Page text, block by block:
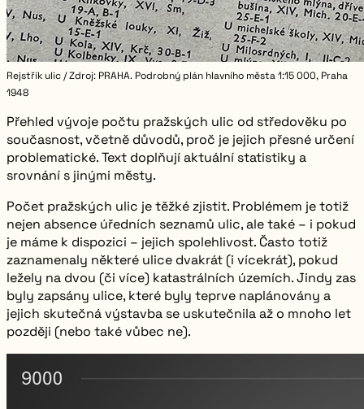
Rejstřík ulic / Zdroj: PRAHA. Podrobný plán hlavního města 1:15 000, Praha
1948
Přehled vývoje počtu pražských ulic od středověku po
současnost, včetně důvodů, proč je jejich přesné určení
problematické. Text doplňují aktuální statistiky a
srovnání s jinými městy.
Počet pražských ulic je těžké zjistit. Problémem je totiž
nejen absence úředních seznamů ulic, ale také – i pokud
je máme k dispozici – jejich spolehlivost. Často totiž
zaznamenaly některé ulice dvakrát (i vícekrát), pokud
ležely na dvou (či více) katastrálních územích. Jindy zas
byly zapsány ulice, které byly teprve naplánovány a
jejich skutečná výstavba se uskutečnila až o mnoho let
později (nebo také vůbec ne).